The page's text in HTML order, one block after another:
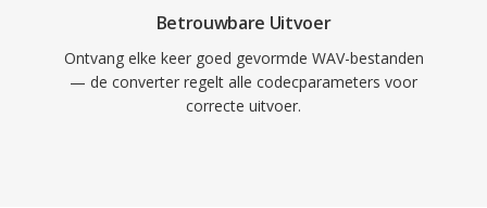
Betrouwbare Uitvoer
Ontvang elke keer goed gevormde WAV-bestanden
— de converter regelt alle codecparameters voor
correcte uitvoer.